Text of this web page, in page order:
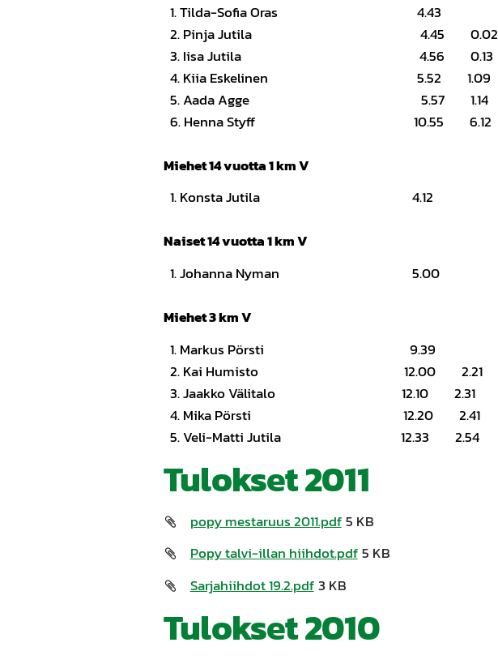
1. Tilda-Sofia Oras 4.43
2. Pinja Jutila 4.45 0.02
3. Iisa Jutila 4.56 0.13
4. Kiia Eskelinen 5.52 1.09
5. Aada Agge 5.57 1.14
6. Henna Styff 10.55 6.12
Miehet 14 vuotta 1 km V
1. Konsta Jutila 4.12
Naiset 14 vuotta 1 km V
1. Johanna Nyman 5.00
Miehet 3 km V
1. Markus Pörsti 9.39
2. Kai Humisto 12.00 2.21
3. Jaakko Välitalo 12.10 2.31
4. Mika Pörsti 12.20 2.41
5. Veli-Matti Jutila 12.33 2.54
Tulokset 2011
popy mestaruus 2011.pdf 5 KB
Popy talvi-illan hiihdot.pdf 5 KB
Sarjahiihdot 19.2.pdf 3 KB
Tulokset 2010